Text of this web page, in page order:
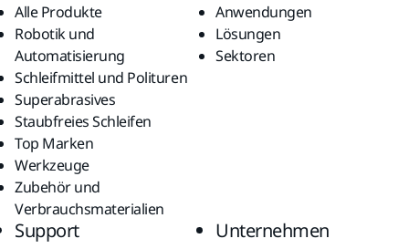
Alle Produkte
Robotik und
Automatisierung
Schleifmittel und Polituren
Superabrasives
Staubfreies Schleifen
Top Marken
Werkzeuge
Zubehör und
Verbrauchsmaterialien
Anwendungen
Lösungen
Sektoren
Support Unternehmen